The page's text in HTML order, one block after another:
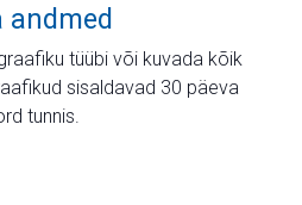
andmed
tüübi või kuvada kõik
sisaldavad 30 päeva
tunnis.